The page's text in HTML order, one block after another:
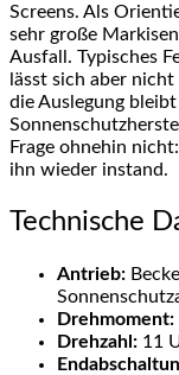
Screens. Als
sehr große
Ausfall. Typisches
lässt sich aber
die Auslegung
Frage ohnehin
ihn wieder instand.
Technische
Antrieb:
Drehmoment:
Drehzahl: 11